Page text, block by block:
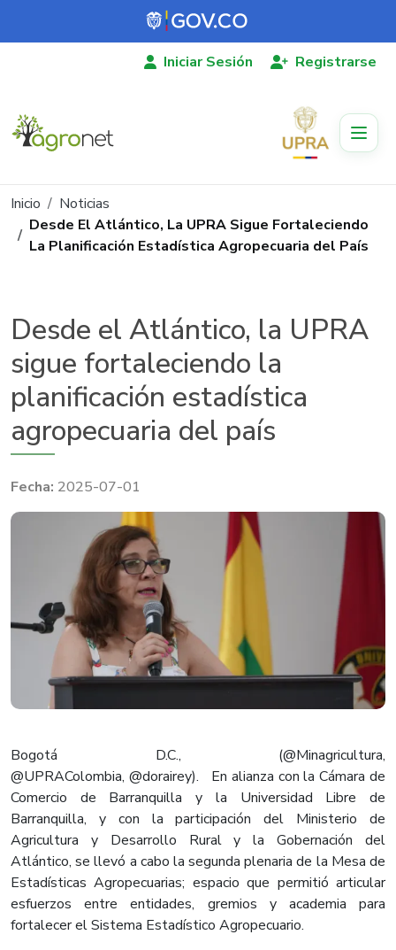
Pasar al contenido principal
Iniciar Sesión Registrarse
Ruta de navegación
Inicio
Noticias
Desde El Atlántico, La UPRA Sigue Fortaleciendo
La Planificación Estadística Agropecuaria del País
Desde el Atlántico, la UPRA
sigue fortaleciendo la
planificación estadística
agropecuaria del país
2025-07-01
Bogotá D.C., (@Minagricultura,
@UPRAColombia, @dorairey). En alianza con la Cámara de
Comercio de Barranquilla y la Universidad Libre de
Barranquilla, y con la participación del Ministerio de
Agricultura y Desarrollo Rural y la Gobernación del
Atlántico, se llevó a cabo la segunda plenaria de la Mesa de
Estadísticas Agropecuarias; espacio que permitió articular
esfuerzos entre entidades, gremios y academia para
fortalecer el Sistema Estadístico Agropecuario.​